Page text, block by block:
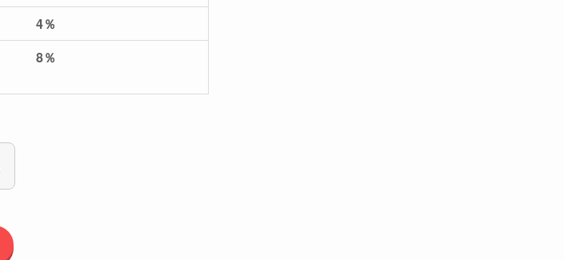
4％
8％